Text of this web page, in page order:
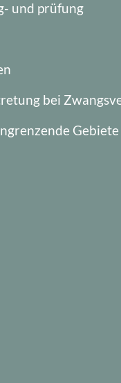
und prüfung
bei
Gebiete